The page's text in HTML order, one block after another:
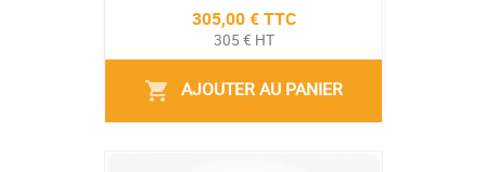
Prix
305,00 € TTC
305 € HT
shopping_cart AJOUTER AU PANIER